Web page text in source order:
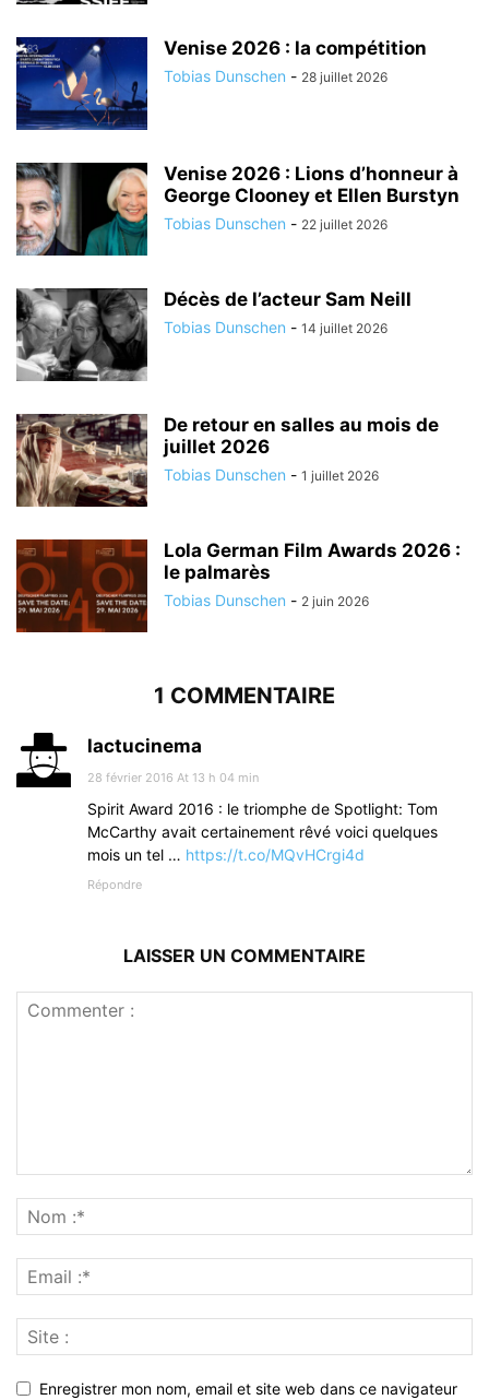
Venise 2026 : la compétition
Tobias Dunschen - 28 juillet 2026
Venise 2026 : Lions d’honneur à
George Clooney et Ellen Burstyn
Tobias Dunschen - 22 juillet 2026
Décès de l’acteur Sam Neill
Tobias Dunschen - 14 juillet 2026
De retour en salles au mois de
juillet 2026
Tobias Dunschen - 1 juillet 2026
Lola German Film Awards 2026 :
le palmarès
Tobias Dunschen - 2 juin 2026
1 COMMENTAIRE
lactucinema
28 février 2016 At 13 h 04 min
Spirit Award 2016 : le triomphe de Spotlight: Tom
McCarthy avait certainement rêvé voici quelques
mois un tel … https://t.co/MQvHCrgi4d
Répondre
LAISSER UN COMMENTAIRE
Enregistrer mon nom, email et site web dans ce navigateur